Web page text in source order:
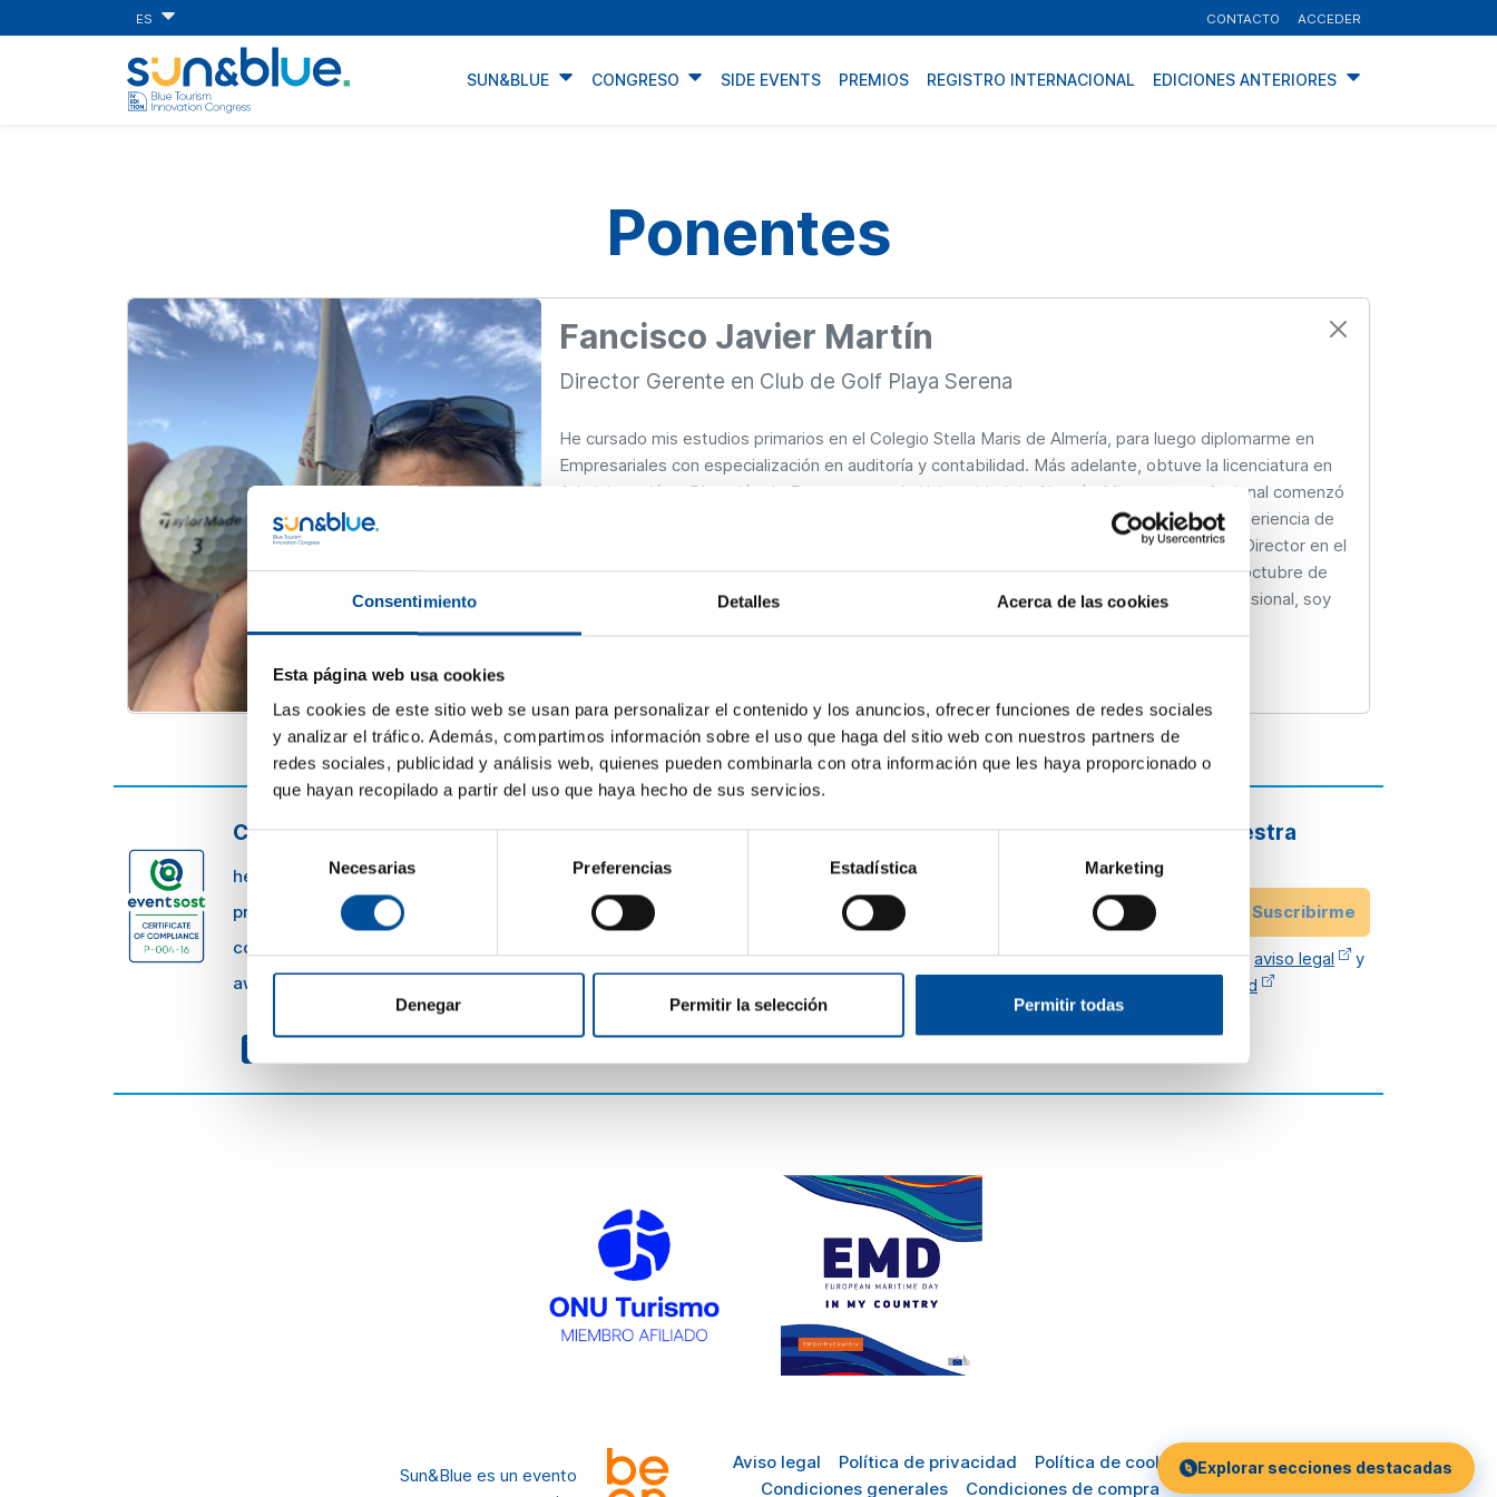
Consentimiento Detalles Acerca de las cookies
Esta página web usa cookies
Las cookies de este sitio web se usan para personalizar el contenido y los anuncios, ofrecer funciones de redes sociales
y analizar el tráfico. Además, compartimos información sobre el uso que haga del sitio web con nuestros partners de
redes sociales, publicidad y análisis web, quienes pueden combinarla con otra información que les haya proporcionado o
que hayan recopilado a partir del uso que haya hecho de sus servicios.
Selección
consentimiento
Necesarias Preferencias Estadística Marketing
Denegar Permitir la selección Permitir todas
ES CONTACTO ACCEDER
SUN&BLUE CONGRESO SIDE EVENTS PREMIOS REGISTRO INTERNACIONAL EDICIONES ANTERIORES
Ponentes
Fancisco Javier Martín
Director Gerente en Club de Golf Playa Serena
He cursado mis estudios primarios en el Colegio Stella Maris de Almería, para luego diplomarme en
Empresariales con especialización en auditoría y contabilidad. Más adelante, obtuve la licenciatura en
Administración y Dirección de Empresas por la Universidad de Almería. Mi carrera profesional comenzó
como contable en Store Servicios, donde trabajé durante tres meses, seguido de una experiencia de
dos años como jefe de ventas en Playa de la Polacra. Posteriormente, asumí el cargo de Director en el
Country Club La Envía Golf, posición que desempeñé durante nueve años. Desde el 1 de octubre de
2011, soy director gerente del Club de Golf Playa Serena. Además de mi experiencia profesional, soy
CONTACTO
hello@sunandbluecongress.com
press@sunandbluecongress.com
comercial@sunandbluecongress.com
awards@sunandbluecongress.com
Sun&Blue
El congreso
Turismo y
Economía Azul
Actualidad
frecuentes
Información
Cómo llegar
Comité de Honor
Consejo Asesor
Suscríbete a nuestra
newsletter
Email
Suscribirme
He leído y acepto elaviso legal
y
política de privacidad
Sun&Blue es un evento
Aviso legal Política de privacidad
Política de cookies
Condiciones generales
Condiciones de compra
Explorar secciones destacadas